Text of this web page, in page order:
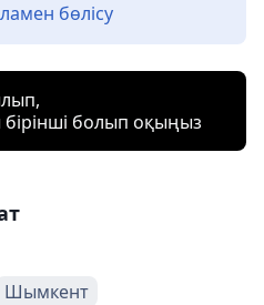
бөлісу
болып оқыңыз
Шымкент